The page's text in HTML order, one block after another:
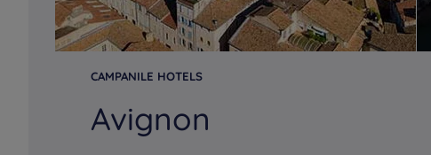
CAMPANILE HOTELS
Avignon